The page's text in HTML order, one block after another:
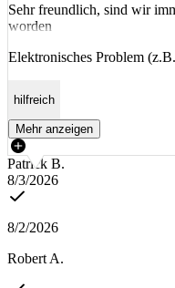
Sehr freundlich, sind wir
worden
Elektronisches Problem
hilfreich
Mehr anzeigen
Patrick B.
8/3/2026
8/2/2026
Robert A.